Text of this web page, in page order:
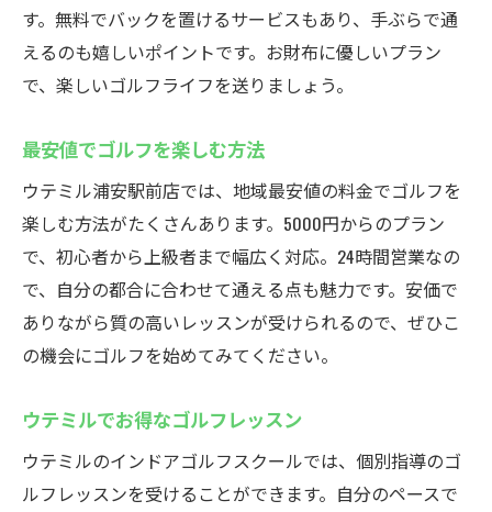
す。無料でバックを置けるサービスもあり、手ぶらで通
えるのも嬉しいポイントです。お財布に優しいプラン
で、楽しいゴルフライフを送りましょう。
最安値でゴルフを楽しむ方法
ウテミル浦安駅前店では、地域最安値の料金でゴルフを
楽しむ方法がたくさんあります。5000円からのプラン
で、初心者から上級者まで幅広く対応。24時間営業なの
で、自分の都合に合わせて通える点も魅力です。安価で
ありながら質の高いレッスンが受けられるので、ぜひこ
の機会にゴルフを始めてみてください。
ウテミルでお得なゴルフレッスン
ウテミルのインドアゴルフスクールでは、個別指導のゴ
ルフレッスンを受けることができます。自分のペースで